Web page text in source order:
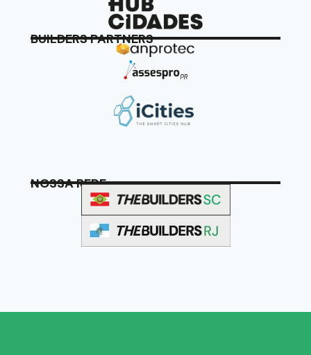
BUILDERS PARTNERS
NOSSA REDE